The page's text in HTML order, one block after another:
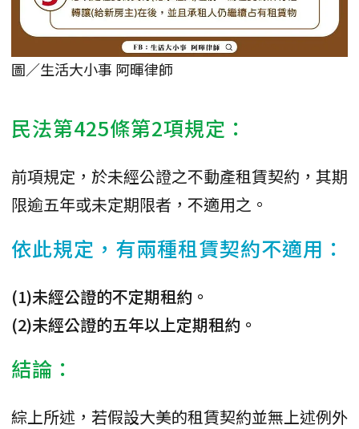
圖／生活大小事 阿暉律師
民法第425條第2項規定：
前項規定，於未經公證之不動產租賃契約，其期
限逾五年或未定期限者，不適用之。
依此規定，有兩種租賃契約不適用：
(1)未經公證的不定期租約。
(2)未經公證的五年以上定期租約。
結論：
綜上所述，若假設大美的租賃契約並無上述例外